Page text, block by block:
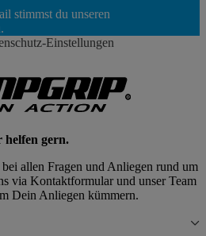
stimmst du unseren
Einstellungen
gern.
allen Fragen und Anliegen rund um
via Kontaktformular und unser Team
Dein Anliegen kümmern.